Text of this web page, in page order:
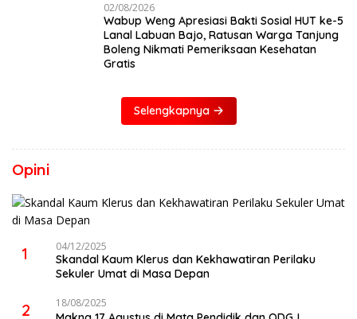
02/08/2026
Wabup Weng Apresiasi Bakti Sosial HUT ke-5
Lanal Labuan Bajo, Ratusan Warga Tanjung
Boleng Nikmati Pemeriksaan Kesehatan
Gratis
Selengkapnya
Opini
1 04/12/2025
Skandal Kaum Klerus dan Kekhawatiran Perilaku
Sekuler Umat di Masa Depan
2 18/08/2025